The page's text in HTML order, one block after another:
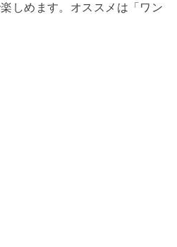
しめます。オススメは「ワン